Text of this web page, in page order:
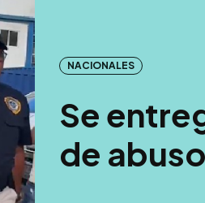
NACIONALES
Se
de